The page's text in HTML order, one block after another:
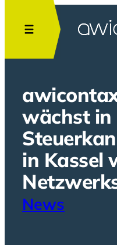
Inhalt
springen
wächst in
in Kassel
News